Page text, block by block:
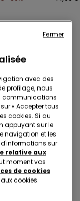
avec des
profilage, nous
communications
« Accepter tous
cookies. Si au
appuyant sur le
navigation et les
d'informations sur
relative aux
moment vos
de cookies
cookies.
Fermer